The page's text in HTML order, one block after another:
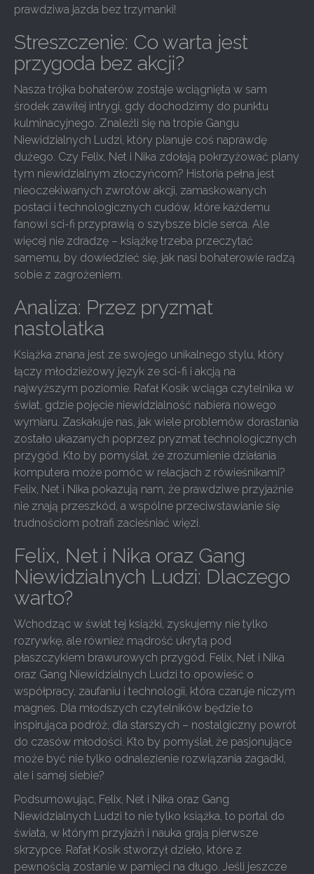
prawdziwa jazda bez trzymanki!
Streszczenie: Co warta jest
przygoda bez akcji?
Nasza trójka bohaterów zostaje wciągnięta w sam
środek zawiłej intrygi, gdy dochodzimy do punktu
kulminacyjnego. Znaleźli się na tropie Gangu
Niewidzialnych Ludzi, który planuje coś naprawdę
dużego. Czy Felix, Net i Nika zdołają pokrzyżować plany
tym niewidzialnym złoczyńcom? Historia pełna jest
nieoczekiwanych zwrotów akcji, zamaskowanych
postaci i technologicznych cudów, które każdemu
fanowi sci-fi przyprawią o szybsze bicie serca. Ale
więcej nie zdradzę – książkę trzeba przeczytać
samemu, by dowiedzieć się, jak nasi bohaterowie radzą
sobie z zagrożeniem.
Analiza: Przez pryzmat
nastolatka
Książka znana jest ze swojego unikalnego stylu, który
łączy młodzieżowy język ze sci-fi i akcją na
najwyższym poziomie. Rafał Kosik wciąga czytelnika w
świat, gdzie pojęcie niewidzialność nabiera nowego
wymiaru. Zaskakuje nas, jak wiele problemów dorastania
zostało ukazanych poprzez pryzmat technologicznych
przygód. Kto by pomyślał, że zrozumienie działania
komputera może pomóc w relacjach z rówieśnikami?
Felix, Net i Nika pokazują nam, że prawdziwe przyjaźnie
nie znają przeszkód, a wspólne przeciwstawianie się
trudnościom potrafi zacieśniać więzi.
Felix, Net i Nika oraz Gang
Niewidzialnych Ludzi: Dlaczego
warto?
Wchodząc w świat tej książki, zyskujemy nie tylko
rozrywkę, ale również mądrość ukrytą pod
płaszczykiem brawurowych przygód. Felix, Net i Nika
oraz Gang Niewidzialnych Ludzi to opowieść o
współpracy, zaufaniu i technologii, która czaruje niczym
magnes. Dla młodszych czytelników będzie to
inspirująca podróż, dla starszych – nostalgiczny powrót
do czasów młodości. Kto by pomyślał, że pasjonujące
może być nie tylko odnalezienie rozwiązania zagadki,
ale i samej siebie?
Podsumowując, Felix, Net i Nika oraz Gang
Niewidzialnych Ludzi to nie tylko książka, to portal do
świata, w którym przyjaźń i nauka grają pierwsze
skrzypce. Rafał Kosik stworzył dzieło, które z
pewnością zostanie w pamięci na długo. Jeśli jeszcze